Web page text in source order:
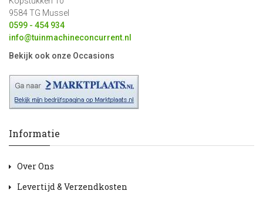
9584 TG Mussel
0599 - 454 934
info@tuinmachineconcurrent.nl
Bekijk ook onze Occasions
Informatie
Over Ons
Levertijd & Verzendkosten